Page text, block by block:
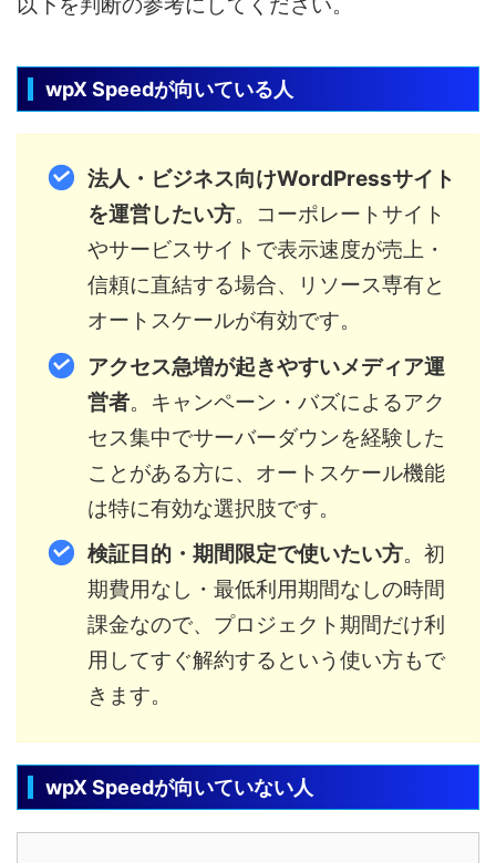
wpX Speedが向いている人
法人・ビジネス向けWordPressサイト
を運営したい方。コーポレートサイト
やサービスサイトで表示速度が売上・
信頼に直結する場合、リソース専有と
オートスケールが有効です。
アクセス急増が起きやすいメディア運
営者。キャンペーン・バズによるアク
セス集中でサーバーダウンを経験した
ことがある方に、オートスケール機能
は特に有効な選択肢です。
検証目的・期間限定で使いたい方。初
期費用なし・最低利用期間なしの時間
課金なので、プロジェクト期間だけ利
用してすぐ解約するという使い方もで
きます。
wpX Speedが向いていない人